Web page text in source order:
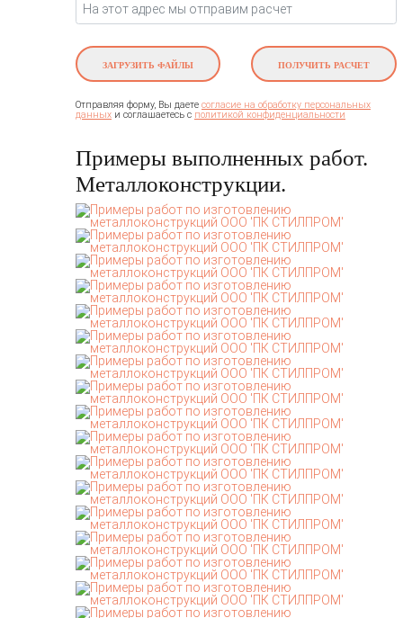
ЗАГРУЗИТЬ ФАЙЛЫ ПОЛУЧИТЬ РАСЧЕТ
Отправляя форму, Вы даете согласие на обработку персональных
данных и соглашаетесь c политикой конфиденциальности
Примеры выполненных работ.
Металлоконструкции.